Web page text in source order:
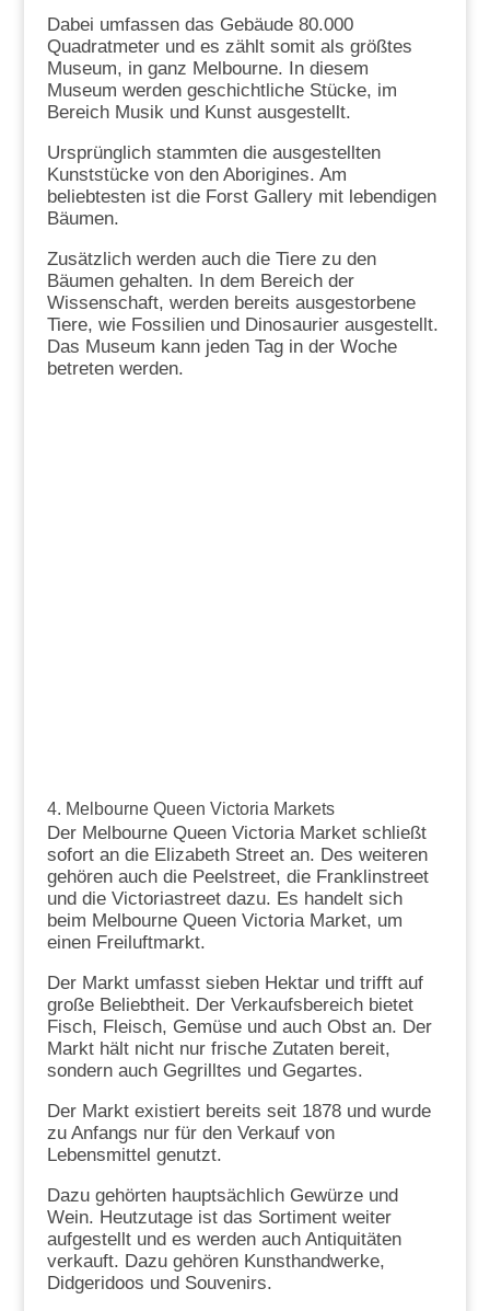
Dabei umfassen das Gebäude 80.000
Quadratmeter und es zählt somit als größtes
Museum, in ganz Melbourne. In diesem
Museum werden geschichtliche Stücke, im
Bereich Musik und Kunst ausgestellt.
Ursprünglich stammten die ausgestellten
Kunststücke von den Aborigines. Am
beliebtesten ist die Forst Gallery mit lebendigen
Bäumen.
Zusätzlich werden auch die Tiere zu den
Bäumen gehalten. In dem Bereich der
Wissenschaft, werden bereits ausgestorbene
Tiere, wie Fossilien und Dinosaurier ausgestellt.
Das Museum kann jeden Tag in der Woche
betreten werden.
4. Melbourne Queen Victoria Markets
Der Melbourne Queen Victoria Market schließt
sofort an die Elizabeth Street an. Des weiteren
gehören auch die Peelstreet, die Franklinstreet
und die Victoriastreet dazu. Es handelt sich
beim Melbourne Queen Victoria Market, um
einen Freiluftmarkt.
Der Markt umfasst sieben Hektar und trifft auf
große Beliebtheit. Der Verkaufsbereich bietet
Fisch, Fleisch, Gemüse und auch Obst an. Der
Markt hält nicht nur frische Zutaten bereit,
sondern auch Gegrilltes und Gegartes.
Der Markt existiert bereits seit 1878 und wurde
zu Anfangs nur für den Verkauf von
Lebensmittel genutzt.
Dazu gehörten hauptsächlich Gewürze und
Wein. Heutzutage ist das Sortiment weiter
aufgestellt und es werden auch Antiquitäten
verkauft. Dazu gehören Kunsthandwerke,
Didgeridoos und Souvenirs.